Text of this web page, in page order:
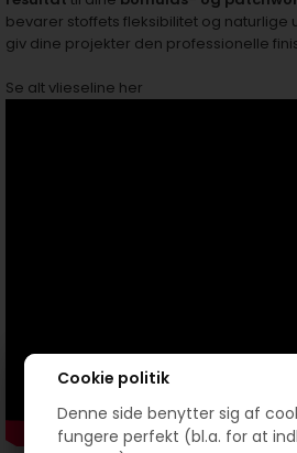
Cookie politik
Denne side benytter sig af
fungere perfekt (bl.a. for at
bevarer stoffets fleksibilitet og naturlige
giv dine projekter den professionelle
Se alt vlieseline her